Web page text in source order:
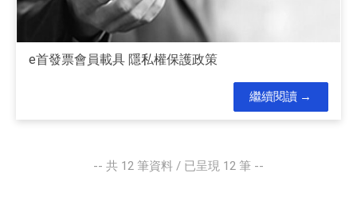
e首發票會員載具 隱私權保護政策
繼續閱讀
-- 共 12 筆資料 / 已呈現 12 筆 --